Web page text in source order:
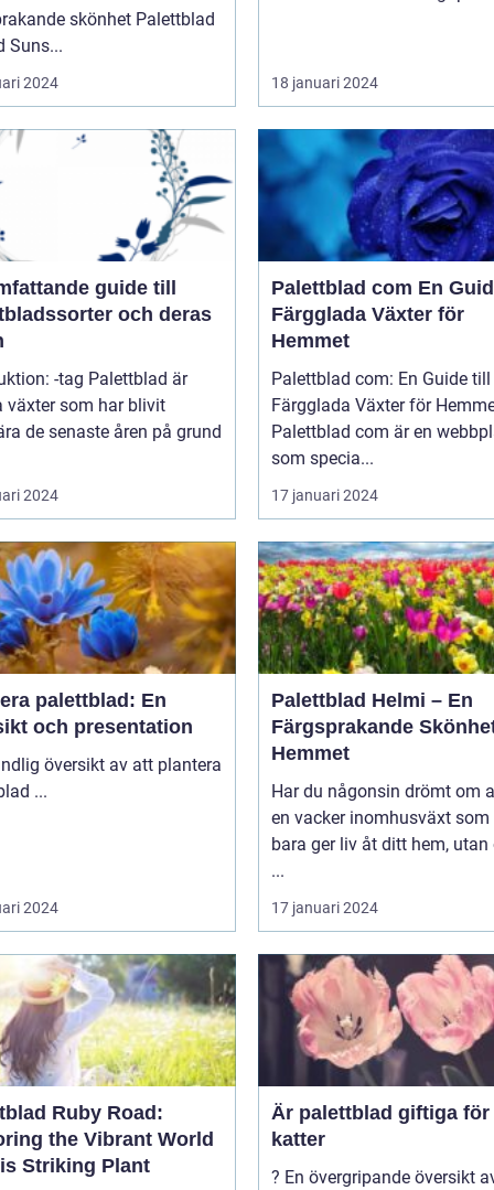
skönhet Palettblad
Suns...
2024 18 januari 2024
guide till
och deras
-tag Palettblad är
växter som har blivit
de senaste åren på grund
2024
Palettblad com En Guide till
Färgglada Växter för
Hemmet
Palettblad com: En Guide till
Färgglada Växter för
Palettblad com är en
som specia...
17 januari 2024
palettblad: En
och presentation
översikt av att plantera
palettblad ...
2024
Palettblad Helmi – En
Färgsprakande
Hemmet
Har du någonsin drömt om
en vacker inomhusväxt som
bara ger liv åt ditt hem, utan
...
17 januari 2024
Ruby Road:
the Vibrant World
Striking Plant
Är palettblad giftiga för
katter
? En övergripande översikt av